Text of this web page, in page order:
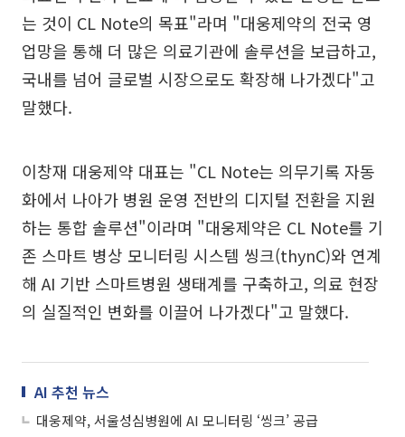
는 것이 CL Note의 목표"라며 "대웅제약의 전국 영
업망을 통해 더 많은 의료기관에 솔루션을 보급하고,
국내를 넘어 글로벌 시장으로도 확장해 나가겠다"고
말했다.
이창재 대웅제약 대표는 "CL Note는 의무기록 자동
화에서 나아가 병원 운영 전반의 디지털 전환을 지원
하는 통합 솔루션"이라며 "대웅제약은 CL Note를 기
존 스마트 병상 모니터링 시스템 씽크(thynC)와 연계
해 AI 기반 스마트병원 생태계를 구축하고, 의료 현장
의 실질적인 변화를 이끌어 나가겠다"고 말했다.
AI 추천 뉴스
대웅제약, 서울성심병원에 AI 모니터링 ‘씽크’ 공급